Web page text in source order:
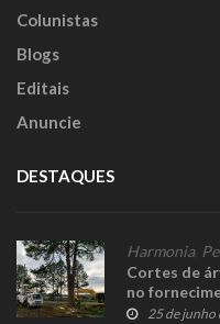
Colunistas
Blogs
Editais
Anuncie
DESTAQUES
Harmonia,
Cortes de
no
25 de junho